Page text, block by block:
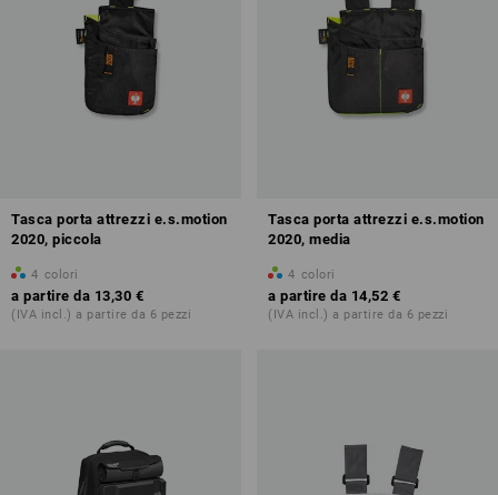
Tasca porta attrezzi e.s.motion
2020, piccola
4 colori
a partire da 13,30 €
(IVA incl.) a partire da 6 pezzi
Tasca porta attrezzi e.s.motion
2020, media
4 colori
a partire da 14,52 €
(IVA incl.) a partire da 6 pezzi